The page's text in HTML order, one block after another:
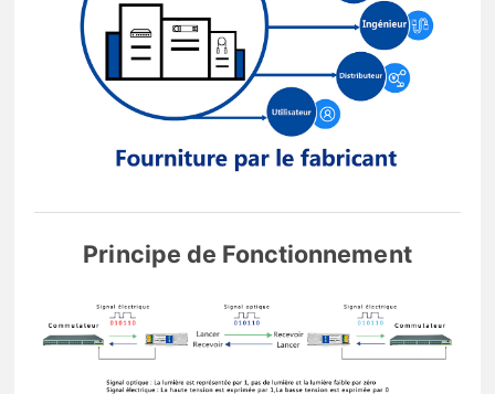
Principe de Fonctionnement